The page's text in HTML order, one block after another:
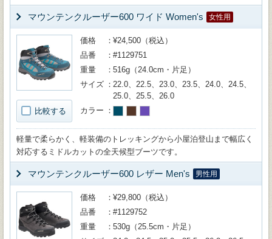
マウンテンクルーザー600 ワイド Women's 女性用
比較する
価格
¥24,500（税込）
品番
#1129751
重量
516g（24.0cm・片足）
サイズ
22.0、22.5、23.0、23.5、24.0、24.5、
25.0、25.5、26.0
カラー
軽量で柔らかく、軽装備のトレッキングから小屋泊登山まで幅広く
対応するミドルカットの全天候型ブーツです。
マウンテンクルーザー600 レザー Men's 男性用
価格
¥29,800（税込）
品番
#1129752
重量
530g（25.5cm・片足）